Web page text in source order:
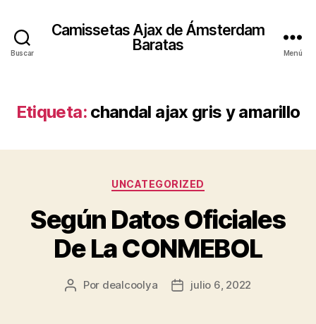
Buscar
Camissetas Ajax de Ámsterdam
Baratas
Menú
Etiqueta: chandal ajax gris y amarillo
Categorías
UNCATEGORIZED
Según Datos Oficiales
De La CONMEBOL
Autor
Por dealcoolya
Fechajulio 6, 2022